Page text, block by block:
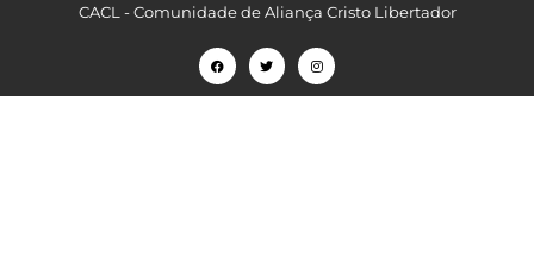
CACL - Comunidade de Aliança Cristo Libertador